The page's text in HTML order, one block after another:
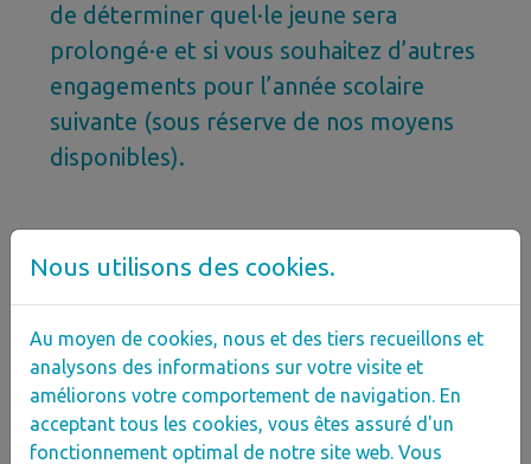
de déterminer quel·le jeune sera
prolongé·e et si vous souhaitez d’autres
engagements pour l’année scolaire
suivante (sous réserve de nos moyens
disponibles).
Octobre, janvier, mai
Vous recevez:
Le paiement des avances (entre 2000 et
4000 € selon le type de contrat) versées fin
Nous utilisons des cookies.
Au moyen de cookies, nous et des tiers recueillons et
analysons des informations sur votre visite et
améliorons votre comportement de navigation. En
acceptant tous les cookies, vous êtes assuré d'un
fonctionnement optimal de notre site web. Vous